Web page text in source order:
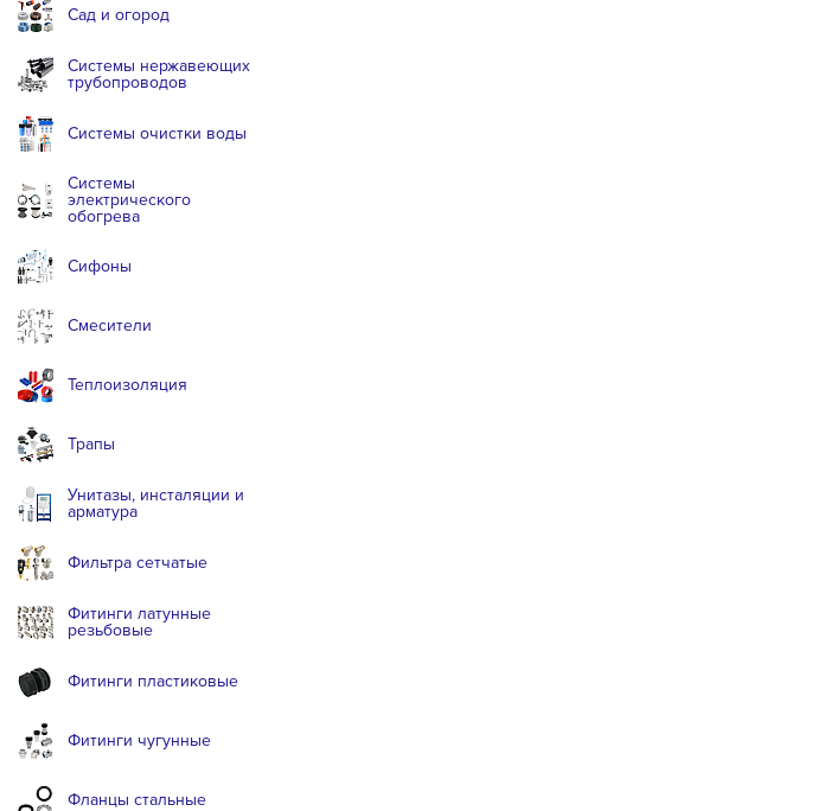
Сад и огород
Системы нержавеющих
трубопроводов
Системы очистки воды
Системы
электрического
обогрева
Сифоны
Смесители
Теплоизоляция
Трапы
Унитазы, инсталяции и
арматура
Фильтра сетчатые
Фитинги латунные
резьбовые
Фитинги пластиковые
Фитинги чугунные
Фланцы стальные